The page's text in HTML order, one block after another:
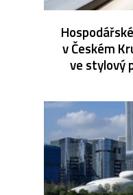
v Českém
ve stylový